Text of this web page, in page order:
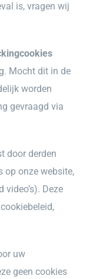
is, vragen wij
Mocht dit in de
worden
gevraagd via
door derden
op onze website,
Deze
uw
geen cookies